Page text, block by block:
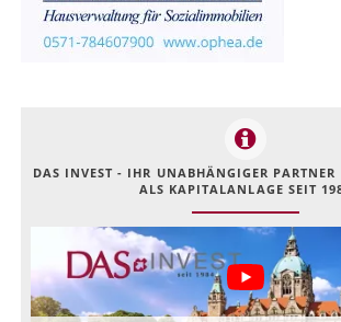
DAS INVEST - IHR UNABHÄNGIGER
ALS KAPITALANLAGE SEIT